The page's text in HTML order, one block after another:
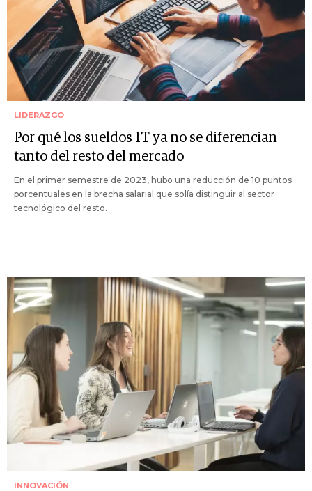
LIDERAZGO
Por qué los sueldos IT ya no se diferencian
tanto del resto del mercado
En el primer semestre de 2023, hubo una reducción de 10 puntos
porcentuales en la brecha salarial que solía distinguir al sector
tecnológico del resto.
INNOVACIÓN